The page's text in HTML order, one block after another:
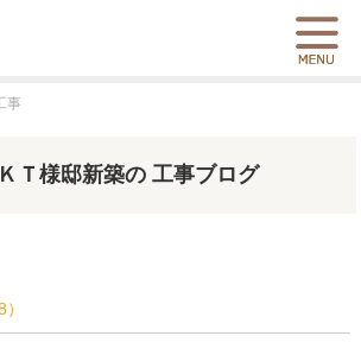
事
Ｔ様邸新築の 工事ブログ